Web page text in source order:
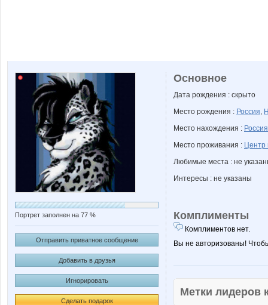
Портрет заполнен на 77 %
Отправить приватное сообщение
Добавить в друзья
Игнорировать
Сделать подарок
Основное
Дата рождения : скрыто
Место рождения : Россия,
Место нахождения : Россия
Место проживания : Центр
Любимые места : не
Интересы : не указаны
Комплименты
Комплиментов нет.
Вы не авторизованы!
Метки